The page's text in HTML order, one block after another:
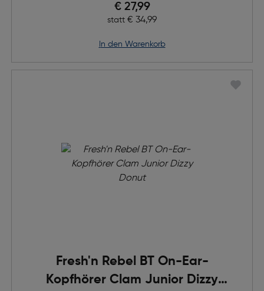
Preis nach Rabatts
€ 27,99
statt Ursprünglicher Preis
€ 34,99
in den Warenkorb
Fresh'n Rebel BT On-Ear-
Kopfhörer Clam Junior Dizzy